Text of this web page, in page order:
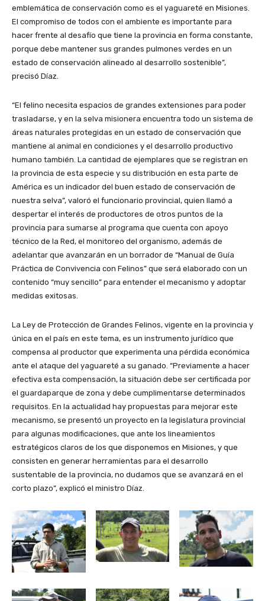
emblemática de conservación como es el yaguareté en Misiones.
El compromiso de todos con el ambiente es importante para
hacer frente al desafío que tiene la provincia en forma constante,
porque debe mantener sus grandes pulmones verdes en un
estado de conservación alineado al desarrollo sostenible”,
precisó Díaz.
“El felino necesita espacios de grandes extensiones para poder
trasladarse, y en la selva misionera encuentra todo un sistema de
áreas naturales protegidas en un estado de conservación que
mantiene al animal en condiciones y el desarrollo productivo
humano también. La cantidad de ejemplares que se registran en
la provincia de esta especie y su distribución en esta parte de
América es un indicador del buen estado de conservación de
nuestra selva”, valoró el funcionario provincial, quien llamó a
despertar el interés de productores de otros puntos de la
provincia para sumarse al programa que cuenta con apoyo
técnico de la Red, el monitoreo del organismo, además de
adelantar que avanzarán en un borrador de “Manual de Guía
Práctica de Convivencia con Felinos” que será elaborado con un
contenido “muy sencillo” para entender el mecanismo y adoptar
medidas exitosas.
La Ley de Protección de Grandes Felinos, vigente en la provincia y
única en el país en este tema, es un instrumento jurídico que
compensa al productor que experimenta una pérdida económica
ante el ataque del yaguareté a su ganado. “Previamente a hacer
efectiva esta compensación, la situación debe ser certificada por
el guardaparque de zona y debe cumplimentarse determinados
requisitos. En la actualidad hay propuestas para mejorar este
mecanismo, se presentó un proyecto en la legislatura provincial
para algunas modificaciones, que ante los lineamientos
estratégicos claros de los que disponemos en Misiones, y que
consisten en generar herramientas para el desarrollo
sustentable de la provincia, no dudamos que se avanzará en el
corto plazo”, explicó el ministro Díaz.